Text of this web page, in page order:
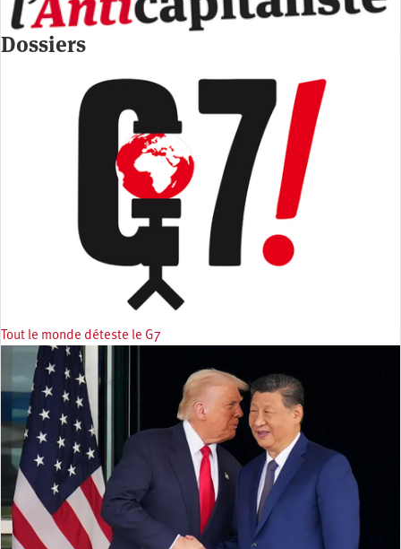
Dossiers
Tout le monde déteste le G7